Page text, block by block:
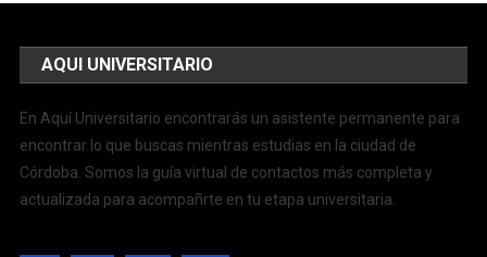
AQUI UNIVERSITARIO
En Aquí Universitario encontrarás un asistente permanente para
encontrar lo que buscas mientras estudias en la ciudad de
Córdoba. Somos la guía virtual de contactos más completa y
actualizada para acompañrte en tu etapa universitaria.